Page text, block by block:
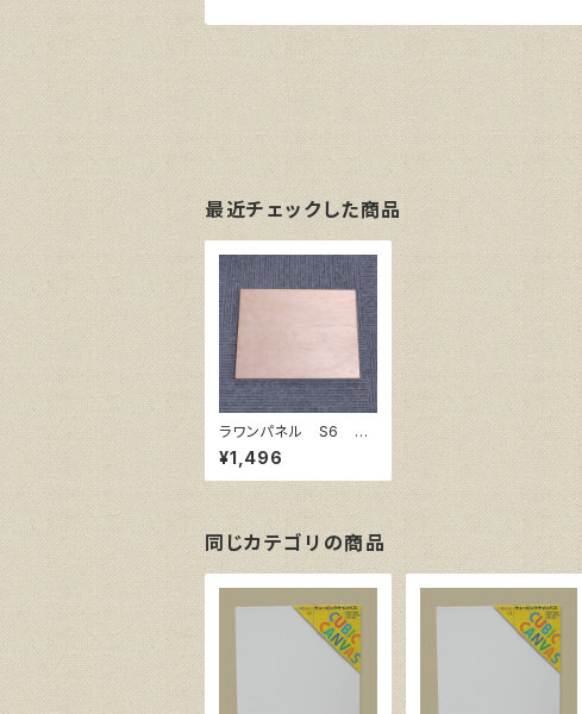
最近チェックした商品
ラワンパネル S6 41
0㎜×410㎜
¥1,496
同じカテゴリの商品